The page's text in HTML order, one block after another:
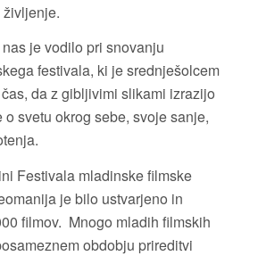
je vodilo pri snovanju
festivala, ki je srednješolcem
da z gibljivimi slikami izrazijo
svetu okrog sebe, svoje sanje,
Festivala mladinske filmske
je bilo ustvarjeno in
filmov. Mnogo mladih filmskih
obdobju prireditvi